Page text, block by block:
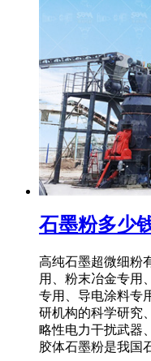
石墨粉多少
高纯石墨超微细粉
用、粉末冶金专用
专用、导电涂料专
研机构的科学研究
略性电力干扰武器
胶体石墨粉是我国